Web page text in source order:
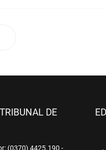
DE
(0370) 4425.190 -